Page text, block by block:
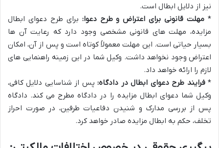
نیز از دلایل ابطال است.
* مهلت قانونی برای اعتراض و طرح دعوا: برای طرح دعوای ابطال
مزایده، مهلت های قانونی مشخصی وجود دارد که رعایت آن ها
بسیار حیاتی است. این مهلت معمولاً کوتاه است و پس از آن، امکان
اعتراض وجود نخواهد داشت. وکیل شما در این زمینه راهنمایی های
لازم را ارائه خواهد داد.
*فرایند طرح دعوای ابطال در دادگاه:پس از شناسایی دلایل کافی،
وکیل شما دعوای ابطال مزایده را در دادگاه مطرح می کند. دادگاه
پس از بررسی مدارک و شنیدن دفاعیات طرفین، در صورت احراز
تخلف، حکم به ابطال مزایده صادر خواهد کرد.